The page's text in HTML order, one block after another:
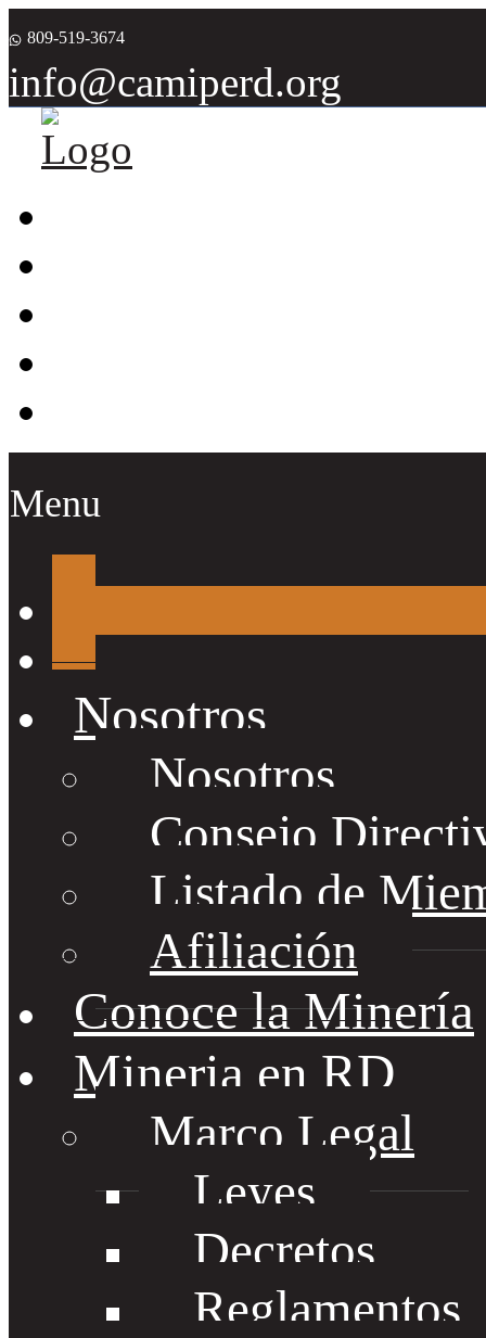
809-519-3674
info@camiperd.org
Menu
Nosotros
Nosotros
Consejo
Listado de
Afiliación
Conoce la Minería
Mineria en RD
Marco Legal
Leyes
Decretos
Reglamentos